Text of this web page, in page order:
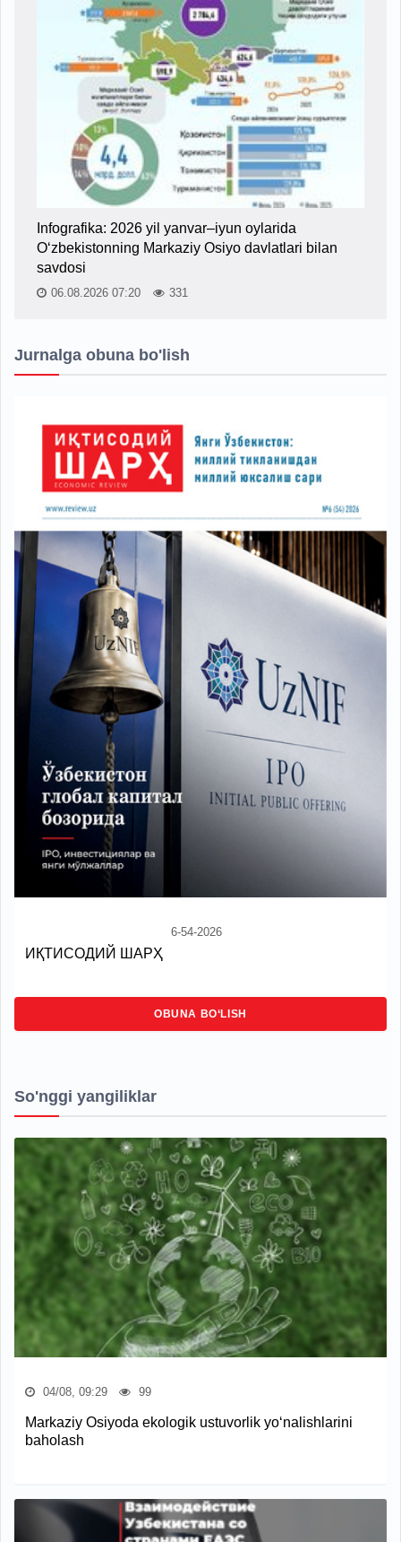
Infografika: 2026 yil yanvar–iyun oylarida
O‘zbekistonning Markaziy Osiyo davlatlari bilan
savdosi
06.08.2026 07:20 331
Jurnalga obuna bo'lish
6-54-2026
ИҚТИСОДИЙ ШАРҲ
OBUNA BO‘LISH
So'nggi yangiliklar
04/08, 09:29 99
Markaziy Osiyoda ekologik ustuvorlik yo‘nalishlarini
baholash